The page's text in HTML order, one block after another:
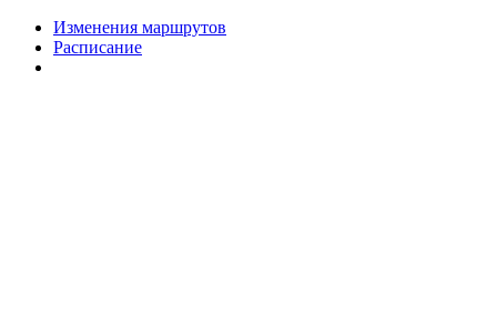
Изменения маршрутов
Расписание